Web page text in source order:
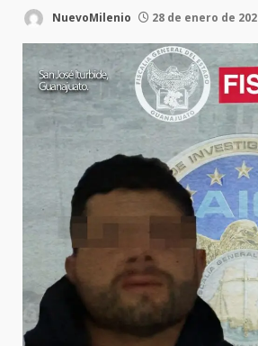
NuevoMilenio 28 de enero de